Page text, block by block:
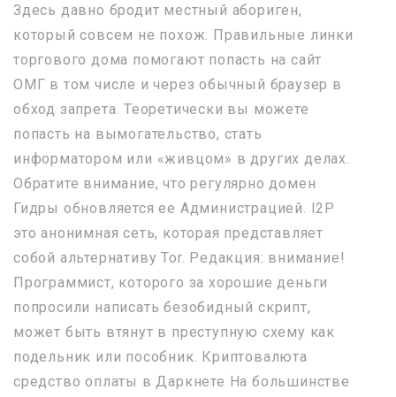
Здесь давно бродит местный абориген,
который совсем не похож. Правильные линки
торгового дома помогают попасть на сайт
ОМГ в том числе и через обычный браузер в
обход запрета. Теоретически вы можете
попасть на вымогательство, стать
информатором или «живцом» в других делах.
Обратите внимание, что регулярно домен
Гидры обновляется ее Администрацией. I2P
это анонимная сеть, которая представляет
собой альтернативу Tor. Редакция: внимание!
Программист, которого за хорошие деньги
попросили написать безобидный скрипт,
может быть втянут в преступную схему как
подельник или пособник. Криптовалюта
средство оплаты в Даркнете На большинстве